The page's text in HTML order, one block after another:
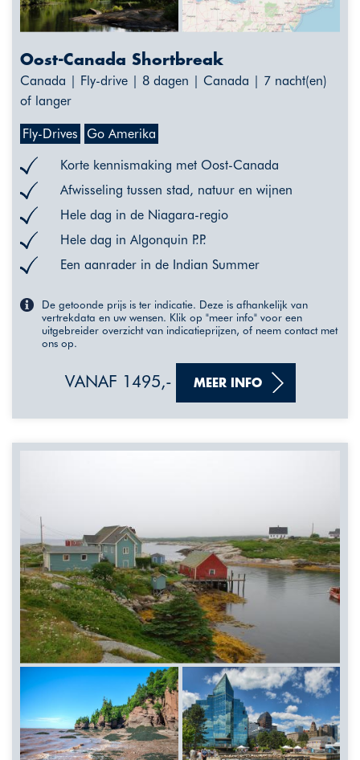
Oost-Canada Shortbreak
Canada | Fly-drive | 8 dagen | Canada | 7 nacht(en)
of langer
Fly-Drives Go Amerika
Korte kennismaking met Oost-Canada
Afwisseling tussen stad, natuur en wijnen
Hele dag in de Niagara-regio
Hele dag in Algonquin P.P.
Een aanrader in de Indian Summer
De getoonde prijs is ter indicatie. Deze is afhankelijk van
vertrekdata en uw wensen. Klik op "meer info" voor een
uitgebreider overzicht van indicatieprijzen, of neem contact met
ons op.
VANAF 1495,- MEER INFO